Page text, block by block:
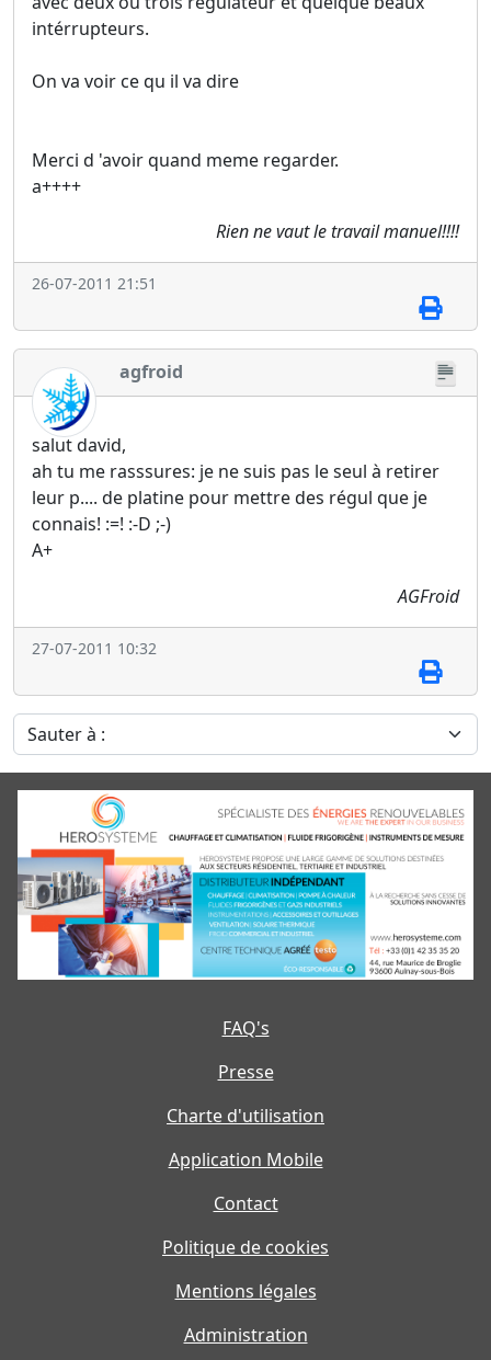
intérrupteurs.
On va voir ce qu il va dire
Merci d 'avoir quand meme regarder.
a++++
Rien ne vaut le travail manuel!!!!
26-07-2011 21:51
agfroid
salut david,
ah tu me rasssures: je ne suis pas le seul à retirer
leur p.... de platine pour mettre des régul que je
connais! :=! :-D ;-)
A+
AGFroid
27-07-2011 10:32
Sauter à :
FAQ's
Presse
Charte d'utilisation
Application Mobile
Contact
Politique de cookies
Mentions légales
Administration